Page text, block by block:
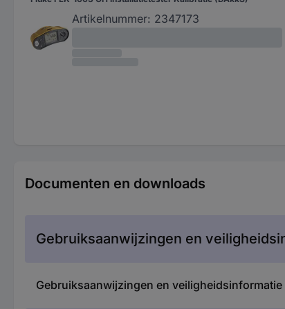
Artikelnummer: 2347173
Documenten en downloads
Gebruiksaanwijzingen en
Gebruiksaanwijzingen en